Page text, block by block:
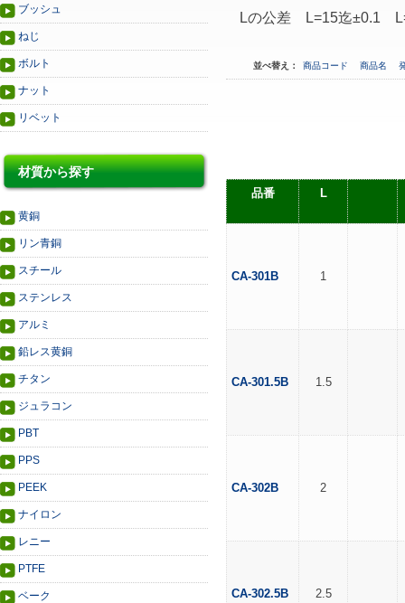
ブッシュ
ねじ
ボルト
ナット
リベット
材質から探す
黄銅
リン青銅
スチール
ステンレス
アルミ
鉛レス黄銅
チタン
ジュラコン
PBT
PPS
PEEK
ナイロン
レニー
PTFE
ベーク
Lの公差 L=15迄±0.1
並べ替え： 商品コード 商品名
品番 L
CA-301B 1
CA-301.5B 1.5
CA-302B 2
CA-302.5B 2.5